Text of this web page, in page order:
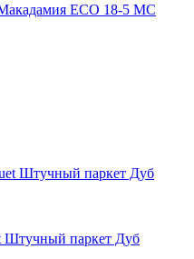
ECO 18-5 MC
Штучный паркет Дуб